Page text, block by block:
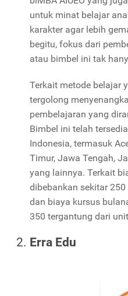
untuk minat belajar
karakter agar lebih
begitu, fokus dari
atau bimbel ini tak
Terkait metode belajar
tergolong
pembelajaran yang
Bimbel ini telah
Indonesia, termasuk
Timur, Jawa Tengah,
yang lainnya. Terkait
dibebankan sekitar
dan biaya kursus
350 tergantung dari
Erra Edu